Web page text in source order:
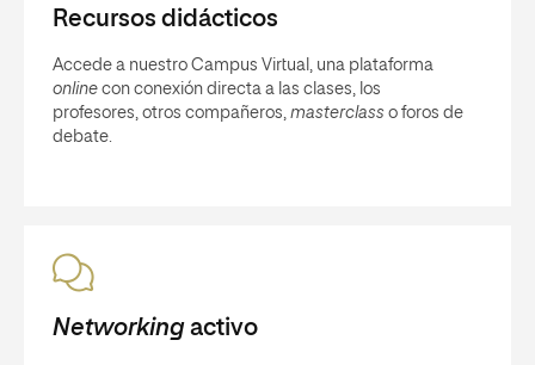
Recursos didácticos
Accede a nuestro Campus Virtual, una plataforma
online con conexión directa a las clases, los
profesores, otros compañeros, masterclass o foros de
debate.
Networkingactivo